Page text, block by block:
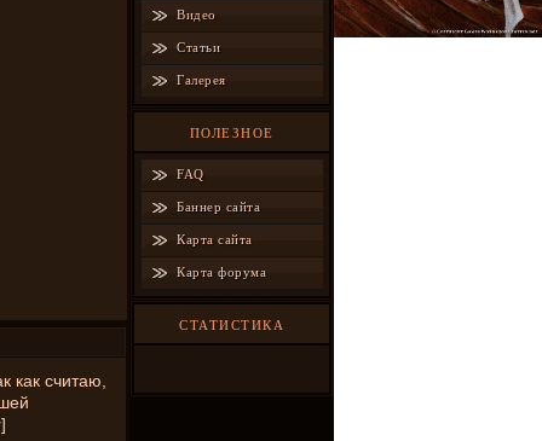
как считаю,
Видео
Статьи
Галерея
ПОЛЕЗНОЕ
FAQ
Баннер сайта
Карта сайта
Карта форума
СТАТИСТИКА